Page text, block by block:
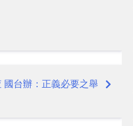
台辦：正義必要之舉